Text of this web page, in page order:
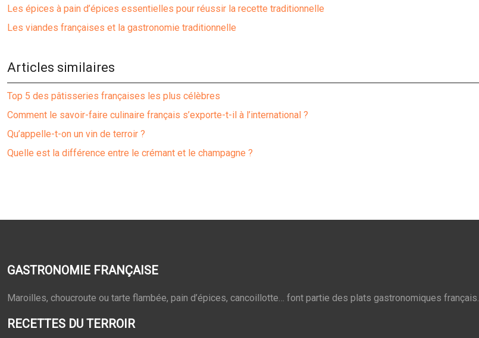
Les épices à pain d’épices essentielles pour réussir la recette traditionnelle
Les viandes françaises et la gastronomie traditionnelle
Articles similaires
Top 5 des pâtisseries françaises les plus célèbres
Comment le savoir-faire culinaire français s’exporte-t-il à l’international ?
Qu’appelle-t-on un vin de terroir ?
Quelle est la différence entre le crémant et le champagne ?
GASTRONOMIE FRANÇAISE
Maroilles, choucroute ou tarte flambée, pain d’épices, cancoillotte… font partie des plats gastronomiques français.
RECETTES DU TERROIR